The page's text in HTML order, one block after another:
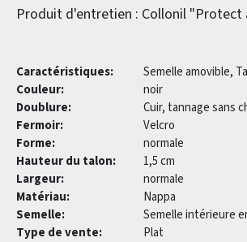
Produit d'entretien : Collonil "Protect
Caractéristiques:
Semelle amovible,
Couleur:
noir
Doublure:
Cuir, tannage sans
Fermoir:
Velcro
Forme:
normale
Hauteur du talon:
1,5 cm
Largeur:
normale
Matériau:
Nappa
Semelle:
Semelle intérieure
Type de vente:
Plat